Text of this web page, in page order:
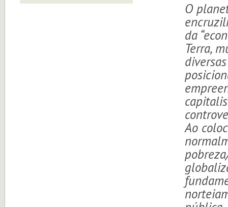
O
da
Terra,
Ao